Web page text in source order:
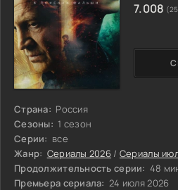
Страна: Россия
Сезоны: 1 сезон
Серии: все
Жанр: Сериалы 2026 / Сериалы
Продолжительность серии: 48
Премьера сериала: 24 июля 2026
7.008